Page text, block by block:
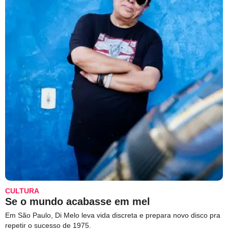
CULTURA
Se o mundo acabasse em mel
Em São Paulo, Di Melo leva vida discreta e prepara novo disco pra
repetir o sucesso de 1975.